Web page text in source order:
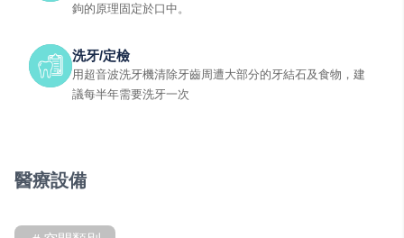
鉤的原理固定於口中。
洗牙/定檢
用超音波洗牙機清除牙齒周遭大部分的牙結石及食物，建
議每半年需要洗牙一次
醫療設備